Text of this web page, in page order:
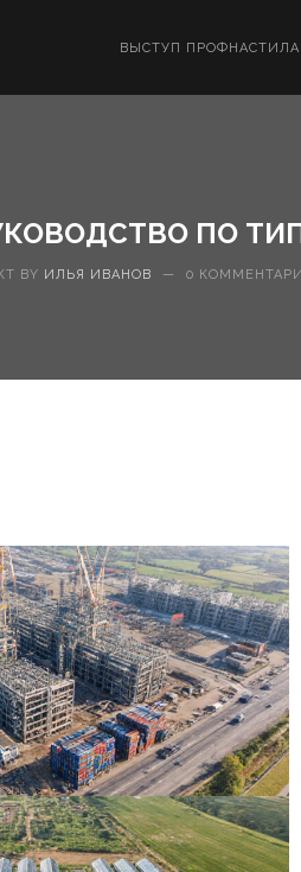
ВЫСТУП ПРОФНАСТИЛА
ПО
BY ИЛЬЯ ИВАНОВ — 0